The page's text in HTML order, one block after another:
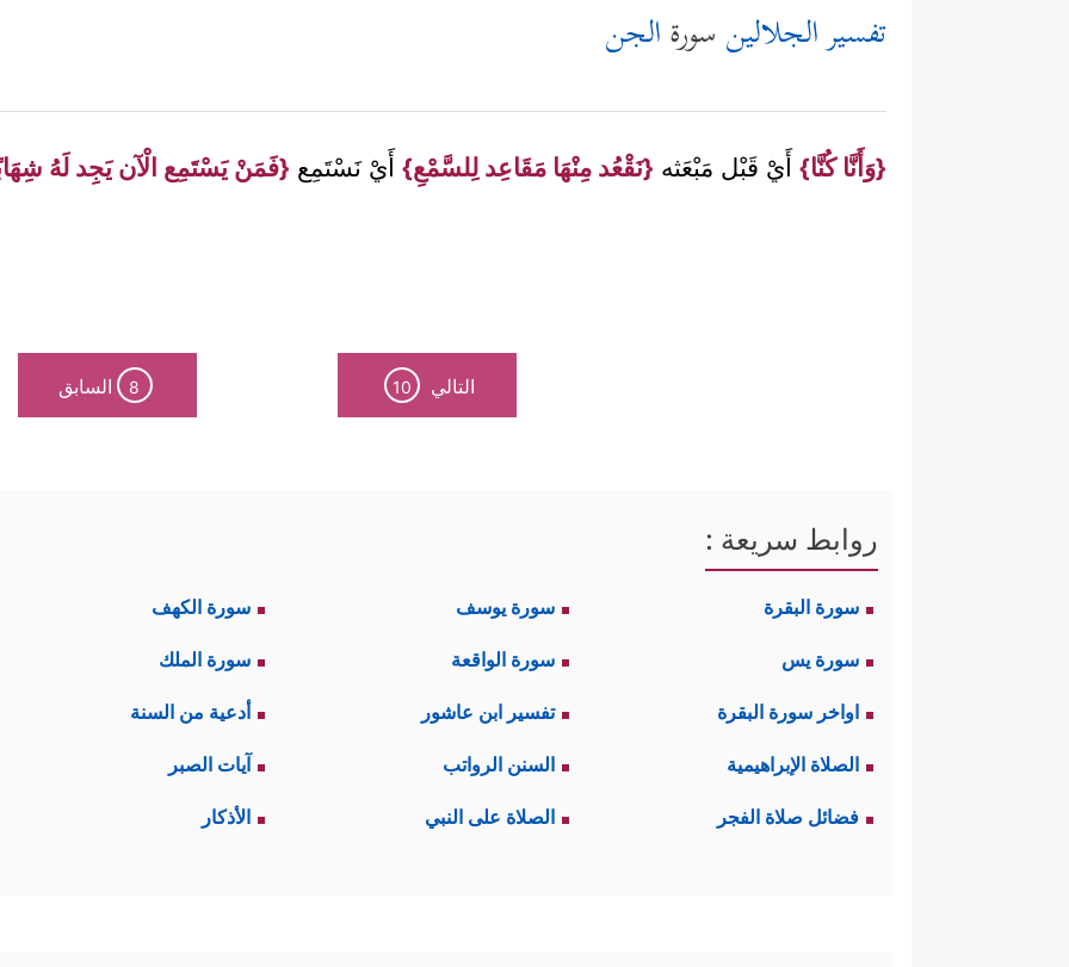
تفسير الجلالين سورةالجن
{وَأَنَّا كُنَّا} أَيْ قَبْل مَبْعَثه {نَقْعُد مِنْهَا مَقَاعِد لِلسَّمْعِ} أَيْ نَسْتَمِع {فَمَنْ يَسْتَمِع الْآن يَجِد لَهُ
التالي 10
8 السابق
روابط سريعة :
سورة البقرة سورة يوسف سورة الكهف
سورة يس سورة الواقعة سورة الملك
اواخر سورة البقرة تفسير ابن عاشور أدعية من السنة
الصلاة الإبراهيمية السنن الرواتب آيات الصبر
فضائل صلاة الفجر الصلاة على النبي الأذكار